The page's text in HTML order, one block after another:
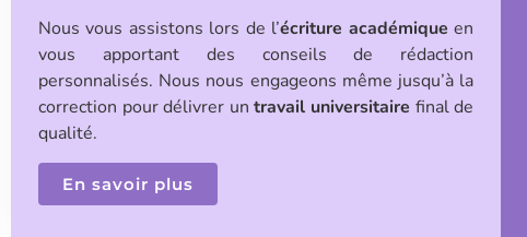
Nous vous assistons lors de l’écriture académique en
vous apportant des conseils de rédaction
personnalisés. Nous nous engageons même jusqu’à la
correction pour délivrer untravail universitaire final de
qualité.
En savoir plus